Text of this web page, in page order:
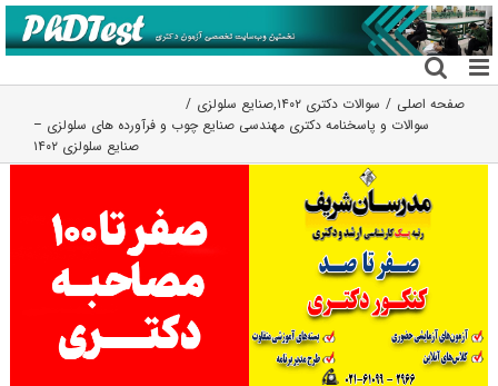
رفتن
به
محتوا
صفحه اصلی سوالات دکتری ۱۴۰۲ ,صنایع سلولزی
سوالات و پاسخنامه دکتری مهندسی صنایع چوب و فرآورده های سلولزی –
صنایع سلولزی ۱۴۰۲